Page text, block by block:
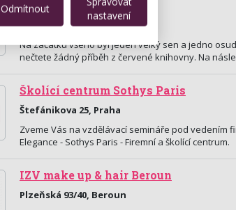
Salon Maisel No.17
Maiselova 17, Praha
Na začátku všeho byl jeden velký sen a jedno
nečtete žádný příběh z červené knihovny. Na
Školící centrum Sothys Paris
Štefánikova 25, Praha
Zveme Vás na vzdělávací semináře pod vedením
Elegance - Sothys Paris - Firemní a školící centrum.
IZV make up & hair Beroun
Plzeňská 93/40, Beroun
Odmítnout
nastavení